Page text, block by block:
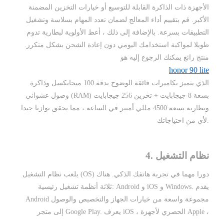
الأجهزة ذات الذاكرة القابلة للتوسيع أو خيارات التخزين المضمنة
الأكبر. قم بتقييم أداء المعالج لضمان تعدد المهام بسلاسة وتشغيل
التطبيقات بسرعة. بالإضافة إلى ذلك ، أعط الأولوية لبطارية تدوم
طويلا لمواكبة استخدامك اليومي دون إعادة الشحن بشكل متكرر.
منتج رائع يمكنك الرجوع إليه هو
honor 90 lite
وصول عشوائي (RAM) بسعة 8 جيجابايت + تخزين 256 جيجابايت
وبطارية بسعة 4500 مللي أمبير في الساعة ، مما يحقق توازنا جيدا
4. نظام التشغيل
يلعب نظام التشغيل (OS) دورا مهما في تجربة هاتفك الذكي. هناك
ثلاثة أنظمة تشغيل رئيسية: Android و iOS و Windows. يقدم
Android مجموعة واسعة من خيارات الجهاز والتخصيص والوصول
إلى متجر Google Play. يعرف iOS ، الحصري لأجهزة Apple ،